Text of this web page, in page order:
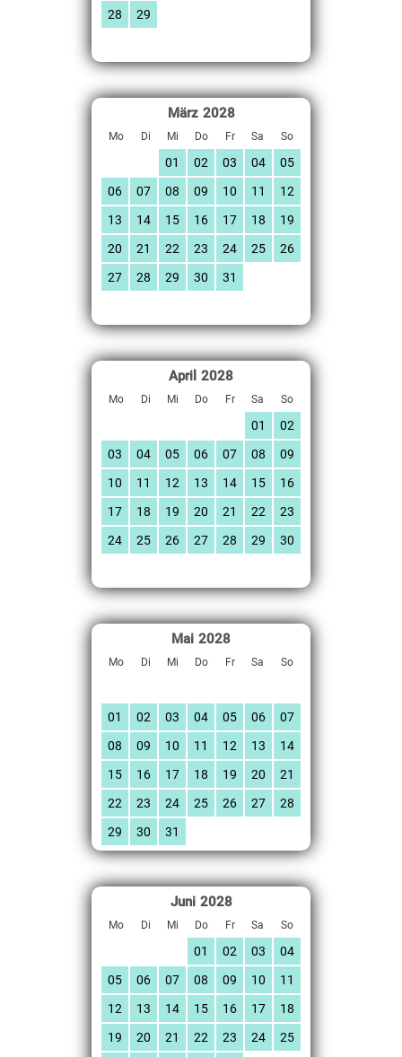
28
29
März 2028
Mo Di Mi Do Fr Sa So
01 02 03 04
05
06
07 08 09 10 11
12
13
14 15 16 17 18
19
20
21 22 23 24 25
26
27
28 29 30 31
April 2028
Mo Di Mi Do Fr Sa So
01
02
03
04 05 06 07 08
09
10
11 12 13 14 15
16
17
18 19 20 21 22
23
24
25 26 27 28 29 30
Mai 2028
Mo Di Mi Do Fr Sa So
01 02 03 04 05 06
07
08
09 10 11 12 13
14
15
16 17 18 19 20
21
22
23 24 25 26 27
28
29
30 31
Juni 2028
Mo Di Mi Do Fr Sa So
01 02 03
04
05
06 07 08 09 10
11
12
13 14 15 16 17
18
19
20 21 22 23 24 25